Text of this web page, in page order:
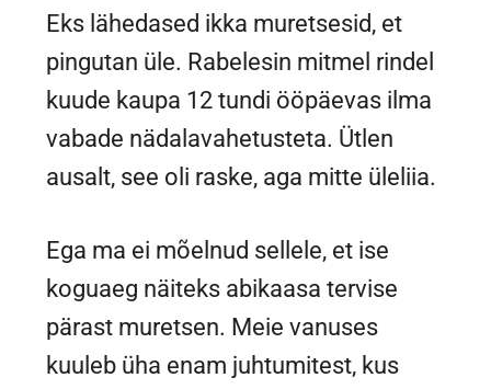
Eks lähedased ikka muretsesid, et
pingutan üle. Rabelesin mitmel rindel
kuude kaupa 12 tundi ööpäevas ilma
vabade nädalavahetusteta. Ütlen
ausalt, see oli raske, aga mitte üleliia.
Ega ma ei mõelnud sellele, et ise
koguaeg näiteks abikaasa tervise
pärast muretsen. Meie vanuses
kuuleb üha enam juhtumitest, kus